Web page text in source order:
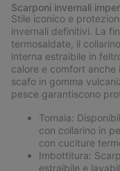
Scarponi invernali
Stile iconico e
invernali definitivi. La
termosaldate, il
interna estraibile in
calore e comfort
scafo in gomma
pesce garantiscono
Tomaia:
con collarino in
con cuciture
Imbottitura:
estraibile e